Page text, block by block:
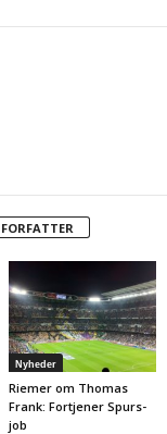
Nyheder
Riemer om Thomas
Frank: Fortjener Spurs-
job